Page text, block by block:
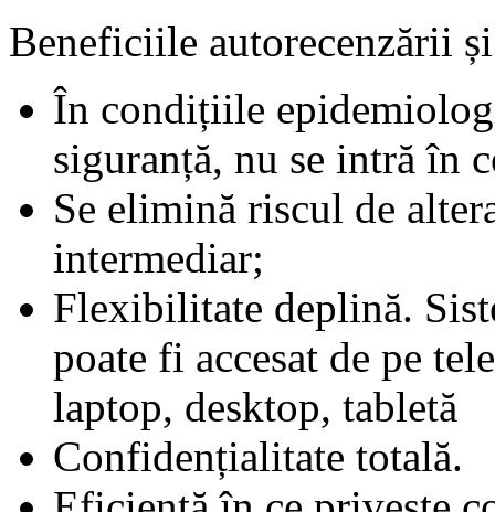
Beneficiile autorecenzării
În condițiile
siguranță, nu se intră în
Se elimină riscul de
intermediar;
Flexibilitate deplină.
poate fi accesat de pe
laptop, desktop, tabletă
Confidențialitate totală.